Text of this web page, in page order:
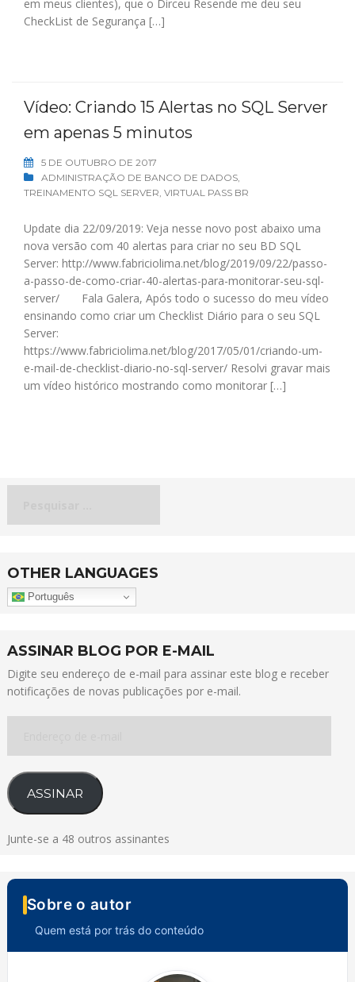
em meus clientes), que o Dirceu Resende me deu seu
CheckList de Segurança […]
Vídeo: Criando 15 Alertas no SQL Server
em apenas 5 minutos
5 DE OUTUBRO DE 2017
ADMINISTRAÇÃO DE BANCO DE DADOS,
TREINAMENTO SQL SERVER, VIRTUAL PASS BR
Update dia 22/09/2019: Veja nesse novo post abaixo uma
nova versão com 40 alertas para criar no seu BD SQL
Server: http://www.fabriciolima.net/blog/2019/09/22/passo-
a-passo-de-como-criar-40-alertas-para-monitorar-seu-sql-
server/ Fala Galera, Após todo o sucesso do meu vídeo
ensinando como criar um Checklist Diário para o seu SQL
Server:
https://www.fabriciolima.net/blog/2017/05/01/criando-um-
e-mail-de-checklist-diario-no-sql-server/ Resolvi gravar mais
um vídeo histórico mostrando como monitorar […]
OTHER LANGUAGES
Português
ASSINAR BLOG POR E-MAIL
Digite seu endereço de e-mail para assinar este blog e receber
notificações de novas publicações por e-mail.
e-
mail
ASSINAR
Junte-se a 48 outros assinantes
Sobre o autor
Quem está por trás do conteúdo